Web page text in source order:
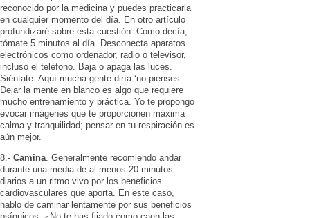
reconocido por la medicina y puedes practicarla
en cualquier momento del día. En otro artículo
profundizaré sobre esta cuestión. Como decía,
tómate 5 minutos al día. Desconecta aparatos
electrónicos como ordenador, radio o televisor,
incluso el teléfono. Baja o apaga las luces.
Siéntate. Aquí mucha gente diría ‘no pienses’.
Dejar la mente en blanco es algo que requiere
mucho entrenamiento y práctica. Yo te propongo
evocar imágenes que te proporcionen máxima
calma y tranquilidad; pensar en tu respiración es
aún mejor.
8.- Camina . Generalmente recomiendo andar
durante una media de al menos 20 minutos
diarios a un ritmo vivo por los beneficios
cardiovasculares que aporta. En este caso,
hablo de caminar lentamente por sus beneficios